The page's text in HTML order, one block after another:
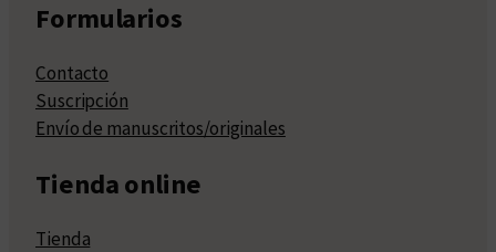
Formularios
Contacto
Suscripción
Envío de manuscritos/originales
Tienda online
Tienda